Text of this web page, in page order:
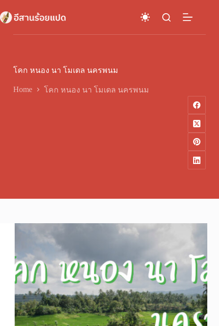
to
content
โคก หนอง นา โมเดล นครพนม
Home โคก หนอง นา โมเดล นครพนม